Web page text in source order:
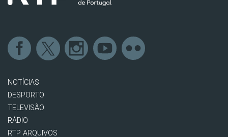
NOTÍCIAS
DESPORTO
TELEVISÃO
RÁDIO
RTP ARQUIVOS